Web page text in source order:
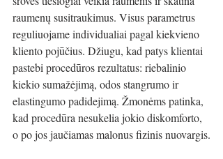
raumenų susitraukimus. Visus parametrus
reguliuojame individualiai pagal kiekvieno
kliento pojūčius. Džiugu, kad patys klientai
pastebi procedūros rezultatus: riebalinio
kiekio sumažėjimą, odos stangrumo ir
elastingumo padidejimą. Žmonėms patinka,
kad procedūra nesukelia jokio diskomforto,
o po jos jaučiamas malonus fizinis nuovargis.